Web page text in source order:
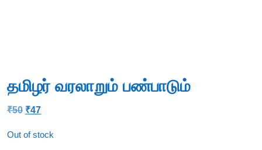
தமிழர் வரலாறும் பண்பாடும்
₹50 Original
₹50.
₹47Current
₹47.
Out of stock